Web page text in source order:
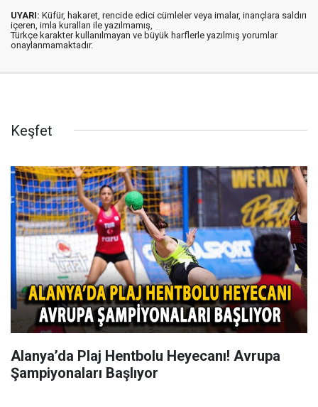
UYARI: Küfür, hakaret, rencide edici cümleler veya imalar, inançlara saldırı
içeren, imla kuralları ile yazılmamış,
Türkçe karakter kullanılmayan ve büyük harflerle yazılmış yorumlar
onaylanmamaktadır.
Keşfet
Alanya’da Plaj Hentbolu Heyecanı! Avrupa
Şampiyonaları Başlıyor